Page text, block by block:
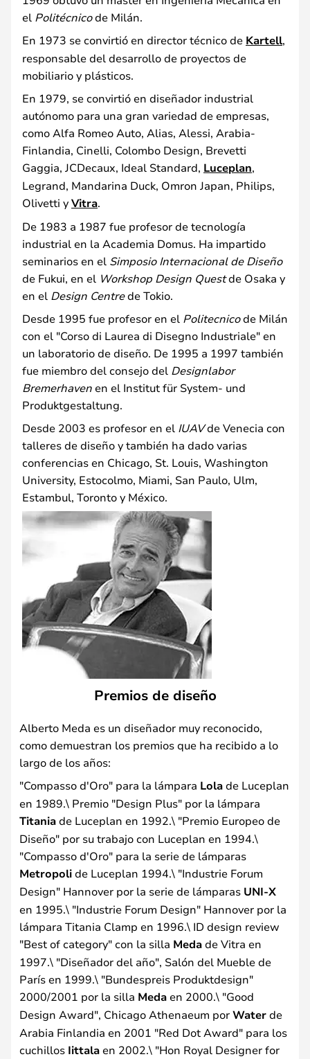
el Politécnicode Milán.
En 1973 se convirtió en director técnico de Kartell,
responsable del desarrollo de proyectos de
mobiliario y plásticos.
En 1979, se convirtió en diseñador industrial
autónomo para una gran variedad de empresas,
como Alfa Romeo Auto, Alias, Alessi, Arabia-
Finlandia, Cinelli, Colombo Design, Brevetti
Gaggia, JCDecaux, Ideal Standard, Luceplan,
Legrand, Mandarina Duck, Omron Japan, Philips,
Olivetti yVitra.
De 1983 a 1987 fue profesor de tecnología
industrial en la Academia Domus. Ha impartido
seminarios en el Simposio Internacional de Diseño
de Fukui, en el Workshop Design Questde Osaka y
en el Design Centrede Tokio.
Desde 1995 fue profesor en el Politecnicode Milán
con el "Corso di Laurea di Disegno Industriale" en
un laboratorio de diseño. De 1995 a 1997 también
fue miembro del consejo del Designlabor
Bremerhavenen el Institut für System- und
Produktgestaltung.
Desde 2003 es profesor en el IUAVde Venecia con
talleres de diseño y también ha dado varias
conferencias en Chicago, St. Louis, Washington
University, Estocolmo, Miami, San Paulo, Ulm,
Estambul, Toronto y México.
Premios de diseño
Alberto Meda es un diseñador muy reconocido,
como demuestran los premios que ha recibido a lo
largo de los años:
"Compasso d'Oro" para la lámpara Lolade Luceplan
en 1989.\ Premio "Design Plus" por la lámpara
Titaniade Luceplan en 1992.\ "Premio Europeo de
Diseño" por su trabajo con Luceplan en 1994.\
"Compasso d'Oro" para la serie de lámparas
Metropolide Luceplan 1994.\ "Industrie Forum
Design" Hannover por la serie de lámparas UNI-X
en 1995.\ "Industrie Forum Design" Hannover por la
lámpara Titania Clamp en 1996.\ ID design review
"Best of category" con la silla Medade Vitra en
1997.\ "Diseñador del año", Salón del Mueble de
París en 1999.\ "Bundespreis Produktdesign"
2000/2001 por la silla Medaen 2000.\ "Good
Design Award", Chicago Athenaeum porWaterde
Arabia Finlandia en 2001 "Red Dot Award" para los
cuchillos Iittalaen 2002.\ "Hon Royal Designer for